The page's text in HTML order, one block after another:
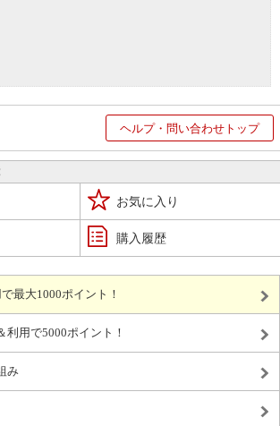
ヘルプ・問い合わせトップ
お気に入り
購入履歴
最大1000ポイント！
用で5000ポイント！
み